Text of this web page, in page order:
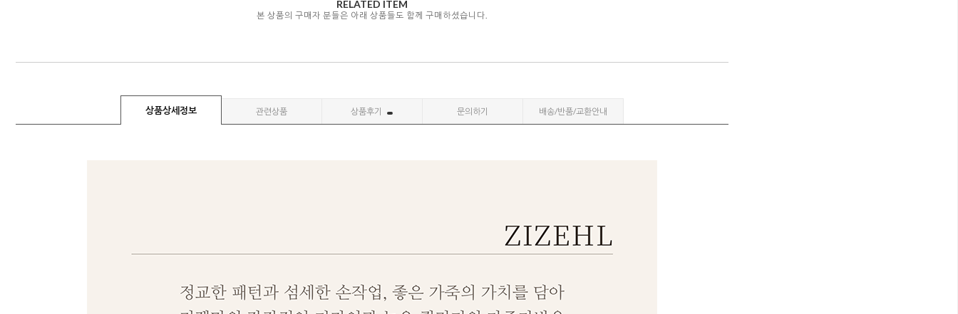
RELATED ITEM
본 상품의 구매자 분들은 아래 상품들도 함께 구매하셨습니다.
상품상세정보 관련상품 상품후기 문의하기 배송/반품/교환안내